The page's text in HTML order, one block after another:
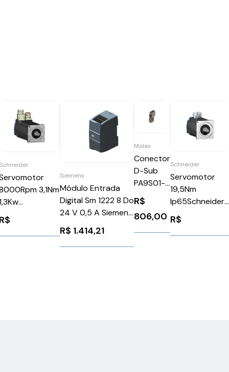
3,1Nm
Ip65Schneider
BSH0703P31A1A
R$
Siemens
Módulo Entrada
Digital Sm 1222 8 Do
24 V 0,5 A Siemens
6ES72221BF320XB0
R$ 1.414,21
Molex
Conector
D-Sub
PA9S01-
42
R$
806,00
Schneider
Servomotor
19,5Nm
Ip65Schneider
R$